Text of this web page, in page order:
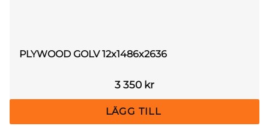
PLYWOOD GOLV 12x1486x2636
3 350 kr